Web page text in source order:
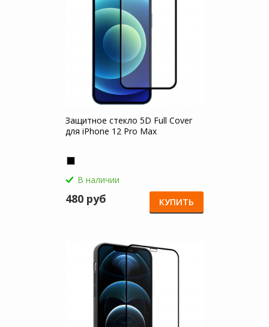
Защитное стекло 5D Full Cover
для iPhone 12 Pro Max
В наличии
480 руб КУПИТЬ